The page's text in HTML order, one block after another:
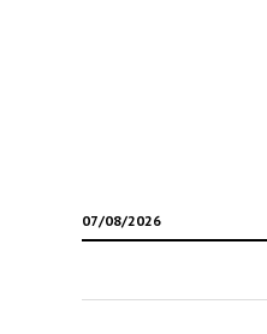
07/08/2026